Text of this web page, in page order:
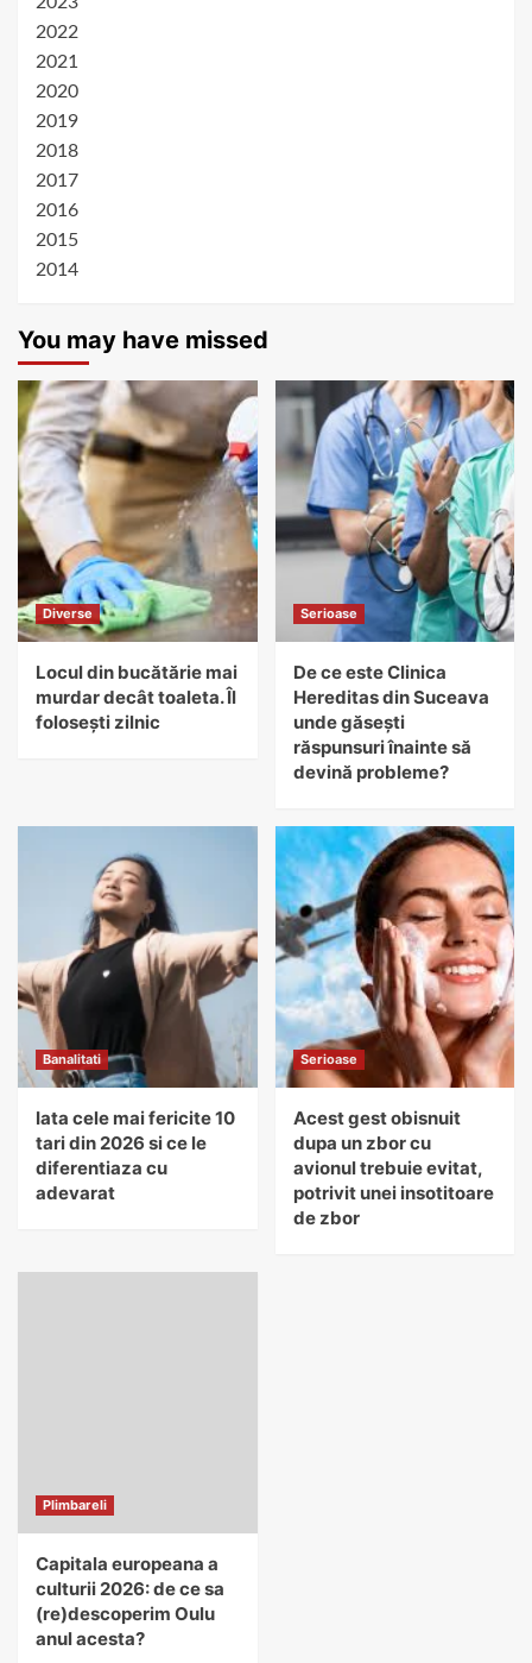
2022
2021
2020
2019
2018
2017
2016
2015
2014
You may have missed
Diverse
Locul din bucătărie mai
murdar decât toaleta. Îl
folosești zilnic
Serioase
De ce este Clinica
Hereditas din Suceava
unde găsești
răspunsuri înainte să
devină probleme?
Banalitati
Iata cele mai fericite 10
tari din 2026 si ce le
diferentiaza cu
adevarat
Serioase
Acest gest obisnuit
dupa un zbor cu
avionul trebuie evitat,
potrivit unei insotitoare
de zbor
Plimbareli
Capitala europeana a
culturii 2026: de ce sa
(re)descoperim Oulu
anul acesta?